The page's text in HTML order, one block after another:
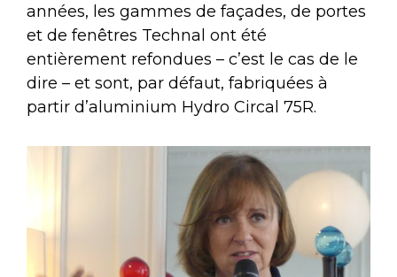
années, les gammes de façades, de portes
et de fenêtres Technal ont été
entièrement refondues – c’est le cas de le
dire – et sont, par défaut, fabriquées à
partir d’aluminium Hydro Circal 75R.